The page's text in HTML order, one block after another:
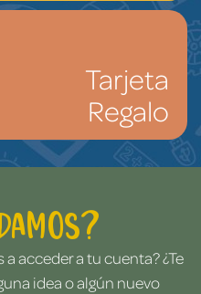
Tarjeta
Regalo
acceder a tu cuenta? ¿Te
idea o algún nuevo